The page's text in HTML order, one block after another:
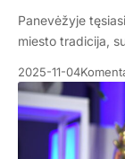
Panevėžyje
miesto tradicija,
2025-11-04